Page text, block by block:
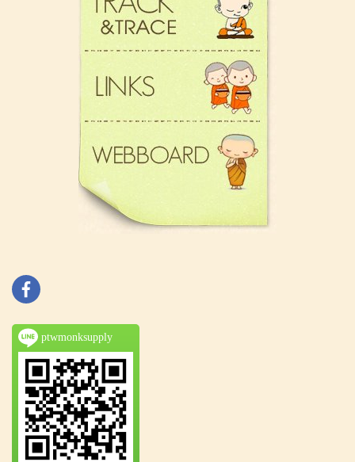
ptwmonksupply